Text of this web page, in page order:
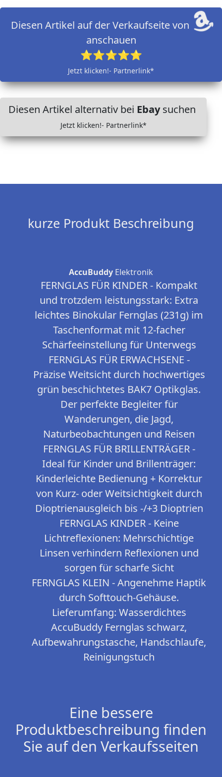
Diesen Artikel auf der Verkaufseite von
anschauen
⭐⭐⭐⭐⭐
Jetzt klicken!- Partnerlink*
Diesen Artikel alternativ bei Ebaysuchen
Jetzt klicken!- Partnerlink*
kurze Produkt Beschreibung
AccuBuddy Elektronik
FERNGLAS FÜR KINDER - Kompakt
und trotzdem leistungsstark: Extra
leichtes Binokular Fernglas (231g) im
Taschenformat mit 12-facher
Schärfeeinstellung für Unterwegs
FERNGLAS FÜR ERWACHSENE -
Präzise Weitsicht durch hochwertiges
grün beschichtetes BAK7 Optikglas.
Der perfekte Begleiter für
Wanderungen, die Jagd,
Naturbeobachtungen und Reisen
FERNGLAS FÜR BRILLENTRÄGER -
Ideal für Kinder und Brillenträger:
Kinderleichte Bedienung + Korrektur
von Kurz- oder Weitsichtigkeit durch
Dioptrienausgleich bis -/+3 Dioptrien
FERNGLAS KINDER - Keine
Lichtreflexionen: Mehrschichtige
Linsen verhindern Reflexionen und
sorgen für scharfe Sicht
FERNGLAS KLEIN - Angenehme Haptik
durch Softtouch-Gehäuse.
Lieferumfang: Wasserdichtes
AccuBuddy Fernglas schwarz,
Aufbewahrungstasche, Handschlaufe,
Reinigungstuch
Eine bessere
Produktbeschreibung finden
Sie auf den Verkaufsseiten